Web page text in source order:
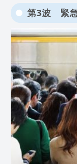
第3波 緊